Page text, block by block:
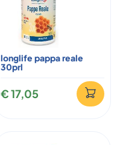
longlife pappa reale
30prl
€ 17,05